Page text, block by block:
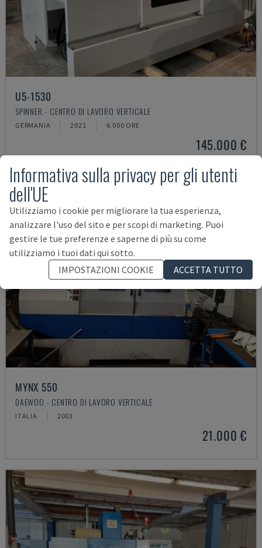
U5-1530
SPINNER - CENTRO DI LAVORO VERTICALE
GERMANIA 2021 6.000 ORE
145.000 €
MYNX 550
DAEWOO - CENTRO DI LAVORO VERTICALE
ITALIA 2003
21.000 €
Informativa sulla privacy per gli utenti
dell'UE
Utilizziamo i cookie per migliorare la tua esperienza,
analizzare l'uso del sito e per scopi di marketing. Puoi
gestire le tue preferenze e saperne di più su come
utilizziamo i tuoi dati qui sotto.
IMPOSTAZIONI COOKIE
ACCETTA TUTTO